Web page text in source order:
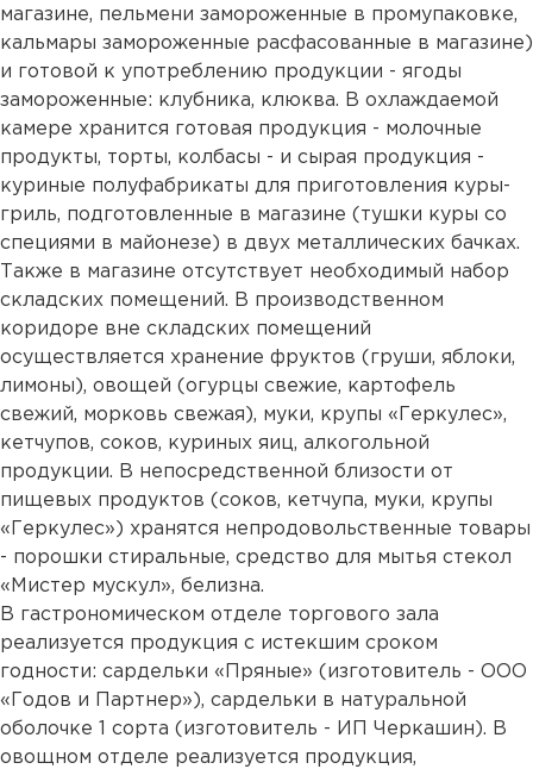
магазине, пельмени замороженные в промупаковке,
кальмары замороженные расфасованные в магазине)
и готовой к употреблению продукции - ягоды
замороженные: клубника, клюква. В охлаждаемой
камере хранится готовая продукция - молочные
продукты, торты, колбасы - и сырая продукция -
куриные полуфабрикаты для приготовления куры-
гриль, подготовленные в магазине (тушки куры со
специями в майонезе) в двух металлических бачках.
Также в магазине отсутствует необходимый набор
складских помещений. В производственном
коридоре вне складских помещений
осуществляется хранение фруктов (груши, яблоки,
лимоны), овощей (огурцы свежие, картофель
свежий, морковь свежая), муки, крупы «Геркулес»,
кетчупов, соков, куриных яиц, алкогольной
продукции. В непосредственной близости от
пищевых продуктов (соков, кетчупа, муки, крупы
«Геркулес») хранятся непродовольственные товары
- порошки стиральные, средство для мытья стекол
«Мистер мускул», белизна.
В гастрономическом отделе торгового зала
реализуется продукция с истекшим сроком
годности: сардельки «Пряные» (изготовитель - ООО
«Годов и Партнер»), сардельки в натуральной
оболочке 1 сорта (изготовитель - ИП Черкашин). В
овощном отделе реализуется продукция,